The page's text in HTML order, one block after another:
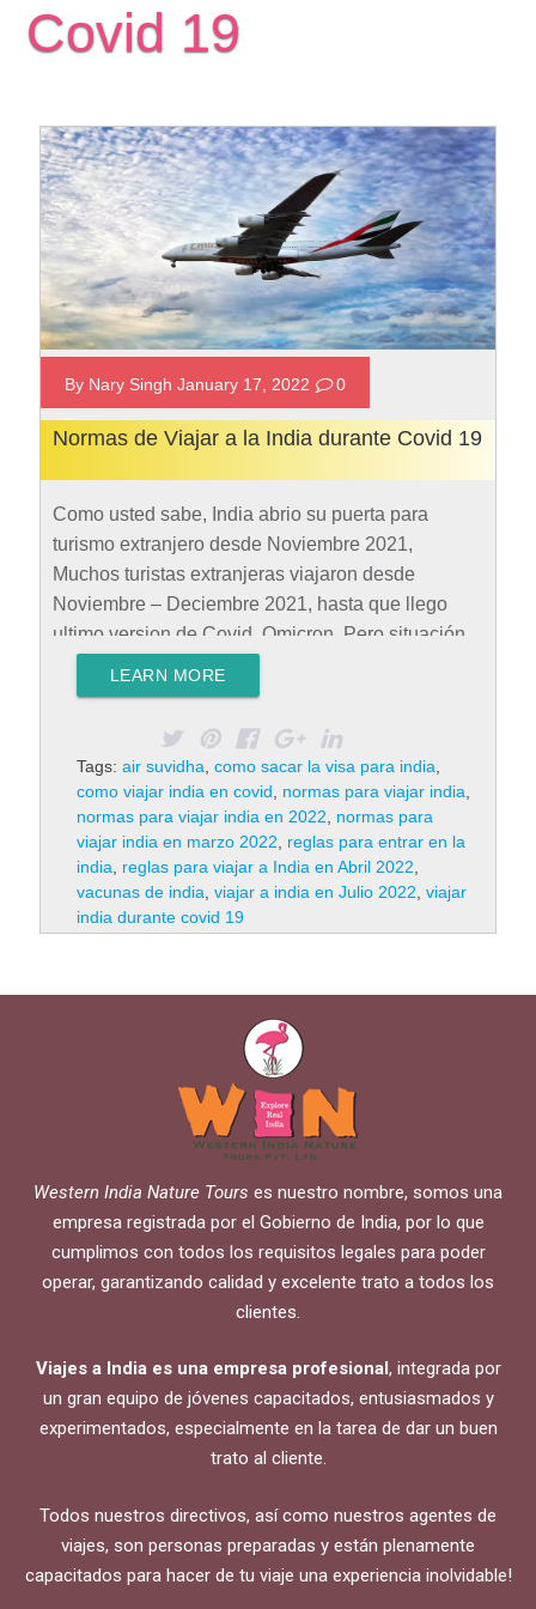
Covid 19
By Nary Singh January 17, 2022 0
Normas de Viajar a la India durante Covid 19
Como usted sabe, India abrio su puerta para
turismo extranjero desde Noviembre 2021,
Muchos turistas extranjeras viajaron desde
Noviembre – Deciembre 2021, hasta que llego
ultimo version de Covid, Omicron. Pero situación
población de la India están vacunados por los dos
vacunas Covidshield y Covaxin que ayudo,
cumplir sistema de vacunación tan rápido que
otros Países. Los dos vacunas de la India
Covidshield y Covaxin están registrado por WHO.
Visa para la India: Para Viajar a la India Durante
Covid,…Rad More
LEARN MORE
Tags: air suvidha como sacar la visa para india
como viajar india en covid
normas para viajar india
normas para viajar india en 2022
normas para
viajar india en marzo 2022
reglas para entrar en la
india
reglas para viajar a India en Abril 2022
vacunas de india viajar a india en Julio 2022 viajar
india durante covid 19
Western India Nature Tours es nuestro nombre, somos una
empresa registrada por el Gobierno de India, por lo que
cumplimos con todos los requisitos legales para poder
operar, garantizando calidad y excelente trato a todos los
clientes.
Viajes a India es una empresa profesional , integrada por
un gran equipo de jóvenes capacitados, entusiasmados y
experimentados, especialmente en la tarea de dar un buen
trato al cliente.
Todos nuestros directivos, así como nuestros agentes de
viajes, son personas preparadas y están plenamente
capacitados para hacer de tu viaje una experiencia inolvidable!